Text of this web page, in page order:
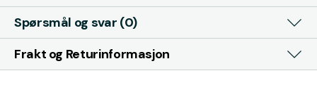
Spørsmål og svar (0)
Frakt og Returinformasjon